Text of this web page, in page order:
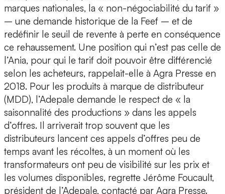
marques nationales, la « non-négociabilité du tarif »
– une demande historique de la Feef – et de
redéfinir le seuil de revente à perte en conséquence
ce rehaussement. Une position qui n’est pas celle de
l’Ania, pour qui le tarif doit pouvoir être différencié
selon les acheteurs, rappelait-elle à Agra Presse en
2018. Pour les produits à marque de distributeur
(MDD), l’Adepale demande le respect de « la
saisonnalité des productions » dans les appels
d’offres. Il arriverait trop souvent que les
distributeurs lancent ces appels d’offres peu de
temps avant les récoltes, à un moment où les
transformateurs ont peu de visibilité sur les prix et
les volumes disponibles, regrette Jérôme Foucault,
président de l’Adepale, contacté par Agra Presse.